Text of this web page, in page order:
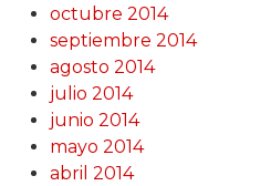
octubre 2014
septiembre 2014
agosto 2014
julio 2014
junio 2014
mayo 2014
abril 2014